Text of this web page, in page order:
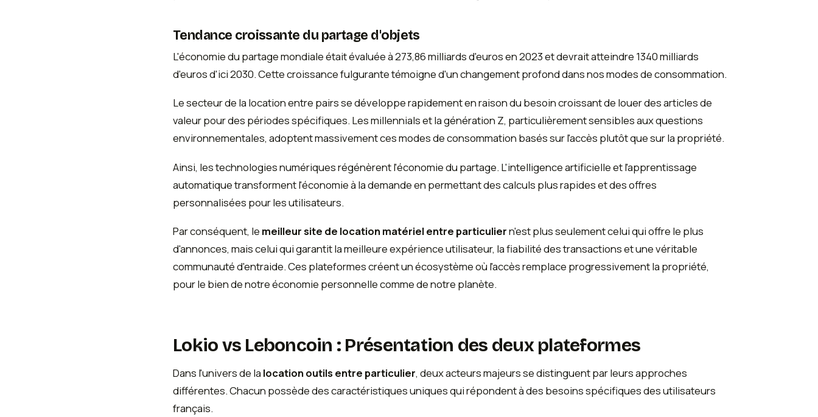
Tendance croissante du partage d'objets
L'économie du partage mondiale était évaluée à 273,86 milliards d'euros en 2023 et devrait atteindre 1340 milliards
d'euros d'ici 2030. Cette croissance fulgurante témoigne d'un changement profond dans nos modes de consommation.
Le secteur de la location entre pairs se développe rapidement en raison du besoin croissant de louer des articles de
valeur pour des périodes spécifiques. Les millennials et la génération Z, particulièrement sensibles aux questions
environnementales, adoptent massivement ces modes de consommation basés sur l'accès plutôt que sur la propriété.
Ainsi, les technologies numériques régénèrent l'économie du partage. L'intelligence artificielle et l'apprentissage
automatique transforment l'économie à la demande en permettant des calculs plus rapides et des offres
personnalisées pour les utilisateurs.
Par conséquent, le meilleur site de location matériel entre particuliern'est plus seulement celui qui offre le plus
d'annonces, mais celui qui garantit la meilleure expérience utilisateur, la fiabilité des transactions et une véritable
communauté d'entraide. Ces plateformes créent un écosystème où l'accès remplace progressivement la propriété,
pour le bien de notre économie personnelle comme de notre planète.
Lokio vs Leboncoin : Présentation des deux plateformes
Dans l'univers de la location outils entre particulier, deux acteurs majeurs se distinguent par leurs approches
différentes. Chacun possède des caractéristiques uniques qui répondent à des besoins spécifiques des utilisateurs
français.